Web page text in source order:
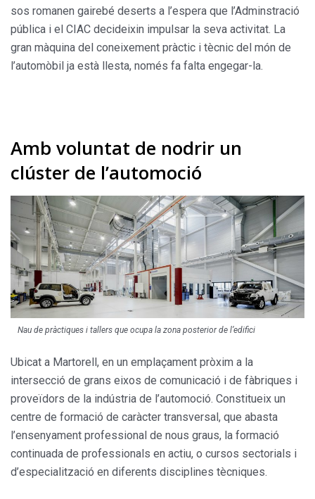
sos romanen gairebé deserts a l’espera que l’Adminstra­ció
pública i el CIAC decideixin impulsar la seva activitat. La
gran màquina del coneixement pràctic i tècnic del món de
l’automòbil ja està llesta, només fa falta enge­gar-la.
Amb voluntat de nodrir un
clúster de l’automoció
Nau de pràctiques i tallers que ocupa la zona posterior de l’edifici
Ubicat a Martorell, en un emplaçament pròxim a la
intersecció de grans eixos de comunicació i de fàbriques i
prove­ïdors de la indústria de l’automoció. Constitueix un
centre de formació de caràcter transversal, que abas­ta
l’ensenyament professional de nous graus, la formació
continuada de professionals en actiu, o cursos sectorials i
d’especialització en dife­rents disciplines tècniques.